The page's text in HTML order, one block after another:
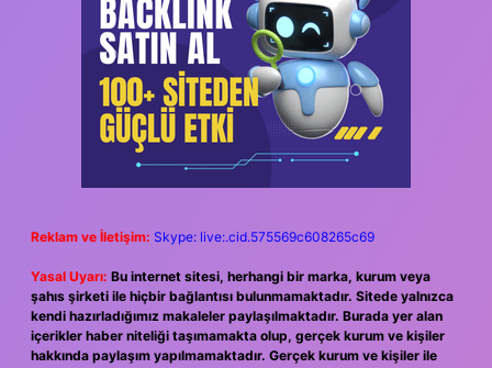
Reklam ve İletişim: Skype: live:.cid.575569c608265c69
Yasal Uyarı: Bu internet sitesi, herhangi bir marka, kurum veya
şahıs şirketi ile hiçbir bağlantısı bulunmamaktadır. Sitede yalnızca
kendi hazırladığımız makaleler paylaşılmaktadır. Burada yer alan
içerikler haber niteliği taşımamakta olup, gerçek kurum ve kişiler
hakkında paylaşım yapılmamaktadır. Gerçek kurum ve kişiler ile